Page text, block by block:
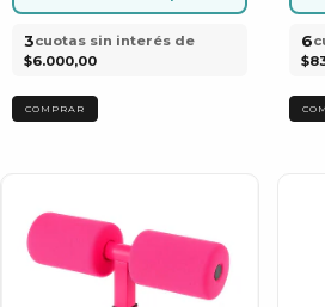
3cuotas sin interés de
$6.000,00
6